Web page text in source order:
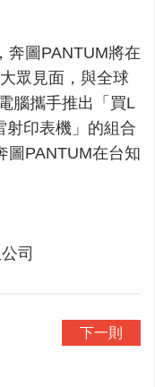
奔圖PANTUM將在
眾見面，與全球
腦攜手推出「買L
射印表機」的組合
圖PANTUM在台知
司
下一則
單
自己